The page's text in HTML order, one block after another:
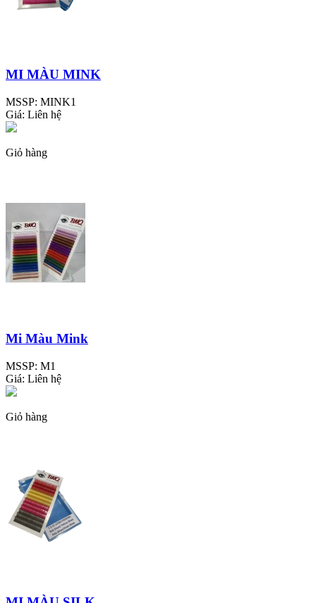
MI MÀU MINK
MSSP: MINK1
Giá: Liên hệ
Giỏ hàng
Mi Màu Mink
MSSP: M1
Giá: Liên hệ
Giỏ hàng